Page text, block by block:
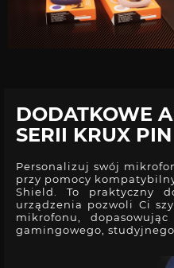
DODATKOWE
SERII KRUX PIN
Personalizuj swój
przy pomocy
Shield. To praktyczny
urządzenia pozwoli Ci
mikrofonu,
gamingowego,